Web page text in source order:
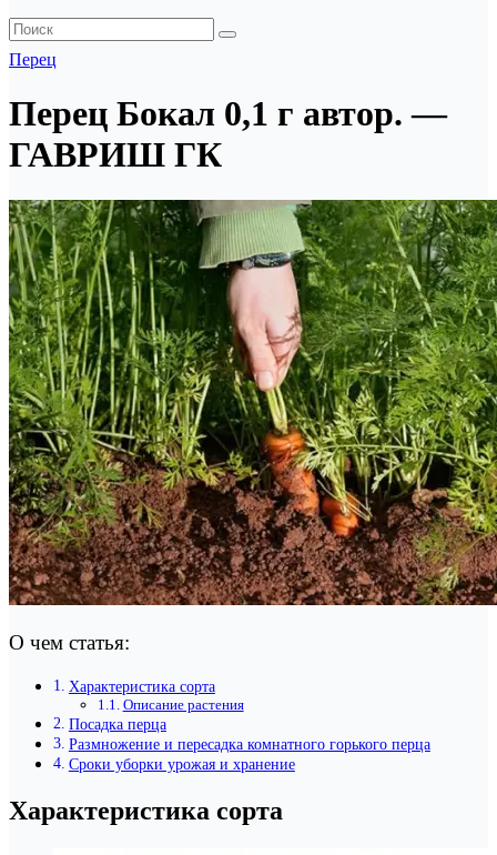
Перец
Перец Бокал 0,1 г автор. —
ГАВРИШ ГК
О чем статья:
Характеристика сорта
Описание растения
Посадка перца
Размножение и пересадка комнатного горького перца
Сроки уборки урожая и хранение
Характеристика сорта